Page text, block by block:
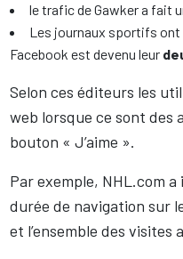
le trafic de Gawker a fait
Les journaux sportifs ont
Facebook est devenu leur
Selon ces éditeurs les
web lorsque ce sont des
bouton « J’aime ».
Par exemple, NHL.com
durée de navigation sur
et l’ensemble des visites